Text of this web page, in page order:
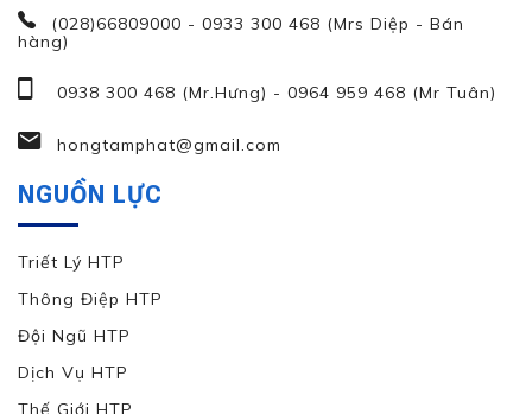
(028)66809000 - 0933 300 468 (Mrs Diệp - Bán
hàng)
0938 300 468 (Mr.Hưng) - 0964 959 468 (Mr Tuân)
hongtamphat@gmail.com
NGUỒN LỰC
Triết Lý HTP
Thông Điệp HTP
Đội Ngũ HTP
Dịch Vụ HTP
Thế Giới HTP